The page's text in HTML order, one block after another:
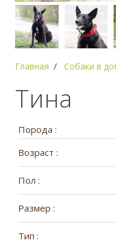
Главная Собаки в
Тина
Порода :
Возраст :
Пол :
Размер :
Тип :